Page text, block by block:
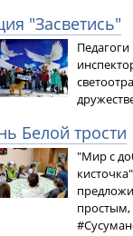
"Засветись"
Белой трости
"Мир с
простым,